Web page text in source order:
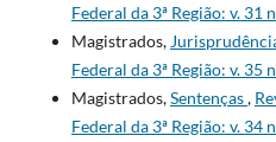
Federal da 3ª Região: v. 31
Magistrados,
Federal da 3ª Região: v. 35
Magistrados,Sentenças,
Federal da 3ª Região: v. 34